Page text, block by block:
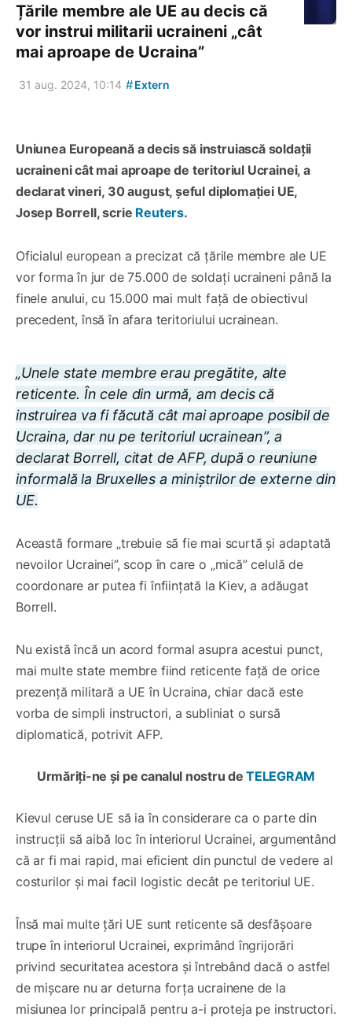
Țările membre ale UE au decis că
vor instrui militarii ucraineni „cât
mai aproape de Ucraina”
31 aug. 2024, 10:14 #Extern
Uniunea Europeană a decissă instruiască soldații
ucraineni cât mai aproape de teritoriul Ucrainei, a
declarat vineri, 30 august, șeful diplomației UE,
Josep Borrell, scrie Reuters.
Oficialul european a precizat că țările membre ale UE
vor forma în jur de 75.000 de soldați ucraineni până la
finele anului, cu 15.000 mai mult față de obiectivul
precedent, însă în afara teritoriului ucrainean.
„Unele state membre erau pregătite, alte
reticente. În cele din urmă, am decis că
instruirea va fi făcută cât mai aproape posibil de
Ucraina, dar nu pe teritoriul ucrainean”, a
declarat Borrell, citat de AFP, după o reuniune
informală la Bruxelles a miniștrilor de externe din
UE.
Această formare „trebuie să fie mai scurtă și adaptată
nevoilor Ucrainei”, scop în care o „mică” celulă de
coordonare ar putea fi înființată la Kiev, a adăugat
Borrell.
Nu există încă un acord formal asupra acestui punct,
mai multe state membre fiind reticente față de orice
prezență militară a UE în Ucraina, chiar dacă este
vorba de simpli instructori, a subliniat o sursă
diplomatică, potrivit AFP.
Urmăriți-ne și pe canalul nostru deTELEGRAM
Kievul ceruse UE să ia în considerare ca o parte din
instrucții să aibă loc în interiorul Ucrainei, argumentând
că ar fi mai rapid, mai eficient din punctul de vedere al
costurilor și mai facil logistic decât pe teritoriul UE.
Însă mai multe țări UE sunt reticente să desfășoare
trupe în interiorul Ucrainei, exprimând îngrijorări
privind securitatea acestora și întrebând dacă o astfel
de mișcare nu ar deturna forța ucrainene de la
misiunea lor principală pentru a-i proteja pe instructori.